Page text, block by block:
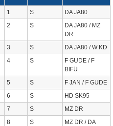
1 S
DA JA80
2 S
DA JA80 / MZ
DR
3 S
DA JA80 / W KD
4 S
F GUDE / F
BIFÜ
5 S
F JAN / F GUDE
6 S
HD SK95
7 S
MZ DR
8 S
MZ DR / DA